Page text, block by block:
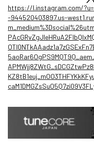
https://l.instagram.com/
-944520403897.us-